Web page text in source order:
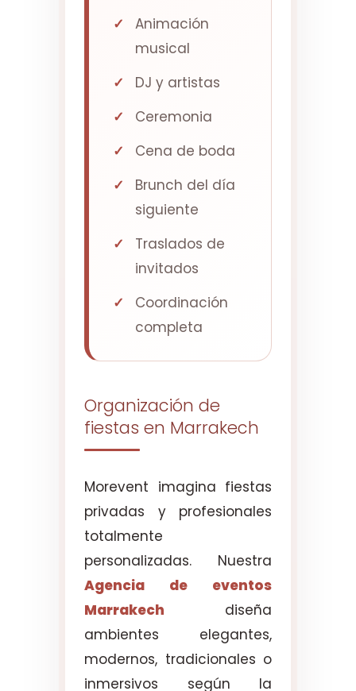
Animación
musical
DJ y artistas
Ceremonia
Cena de boda
Brunch del día
siguiente
Traslados de
invitados
Coordinación
completa
Organización de
fiestas en Marrakech
Morevent imagina fiestas
privadas y profesionales
totalmente
personalizadas. Nuestra
Agencia de eventos
Marrakech diseña
ambientes elegantes,
modernos, tradicionales o
inmersivos según la